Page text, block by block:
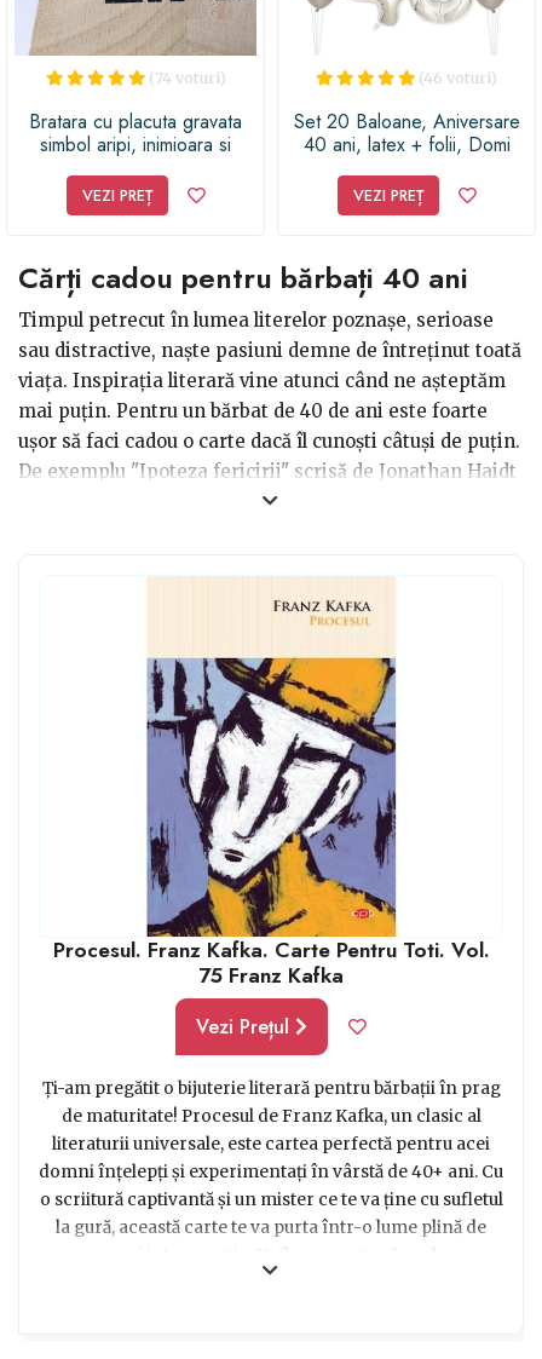
(74 voturi)
Bratara cu placuta gravata
simbol aripi, inimioara si
VEZI PREȚ
(46 voturi)
Set 20 Baloane, Aniversare
40 ani, latex + folii, Domi
VEZI PREȚ
Cărți cadou pentru bărbați 40 ani
Timpul petrecut în lumea literelor poznașe, serioase
sau distractive, naște pasiuni demne de întreținut toată
viața. Inspirația literară vine atunci când ne așteptăm
mai puțin. Pentru un bărbat de 40 de ani este foarte
ușor să faci cadou o carte dacă îl cunoști câtuși de puțin.
De exemplu "Ipoteza fericirii" scrisă de Jonathan Haidt
poate fi un cadou apreciat. După o introducere
duh alese din China, Japonia și Coreea. Aici, fiecare
poveste are un tâlc.
Procesul. Franz Kafka. Carte Pentru Toti. Vol.
75 Franz Kafka
Vezi Prețul
Ți-am pregătit o bijuterie literară pentru bărbații în prag
de maturitate! Procesul de Franz Kafka, un clasic al
literaturii universale, este cartea perfectă pentru acei
domni înțelepți și experimentați în vârstă de 40+ ani. Cu
o scriitură captivantă și un mister ce te va ține cu sufletul
la gură, această carte te va purta într-o lume plină de
suspans și introspecție. Kafka reușește să exploreze